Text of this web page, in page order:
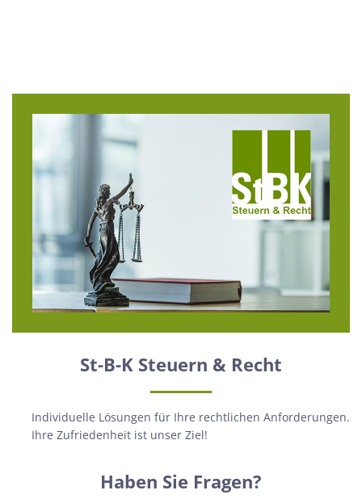
St-B-K Steuern & Recht
Individuelle Lösungen für Ihre rechtlichen Anforderungen.
Ihre Zufriedenheit ist unser Ziel!
Haben Sie Fragen?